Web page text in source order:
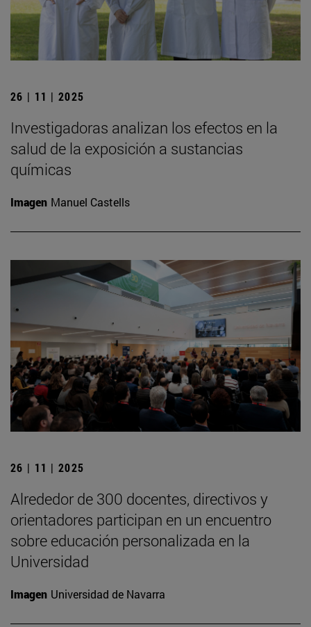
26 | 11 | 2025
Investigadoras analizan los efectos en la
salud de la exposición a sustancias
químicas
Imagen Manuel Castells
26 | 11 | 2025
Alrededor de 300 docentes, directivos y
orientadores participan en un encuentro
sobre educación personalizada en la
Universidad
Imagen Universidad de Navarra